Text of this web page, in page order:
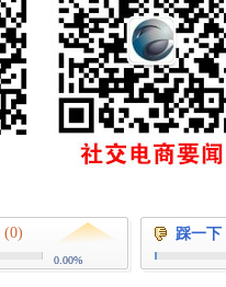
(0)
0.00%
踩一下